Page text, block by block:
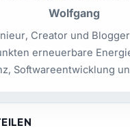
Wolfgang
Creator und
erneuerbare
Softwareentwicklung